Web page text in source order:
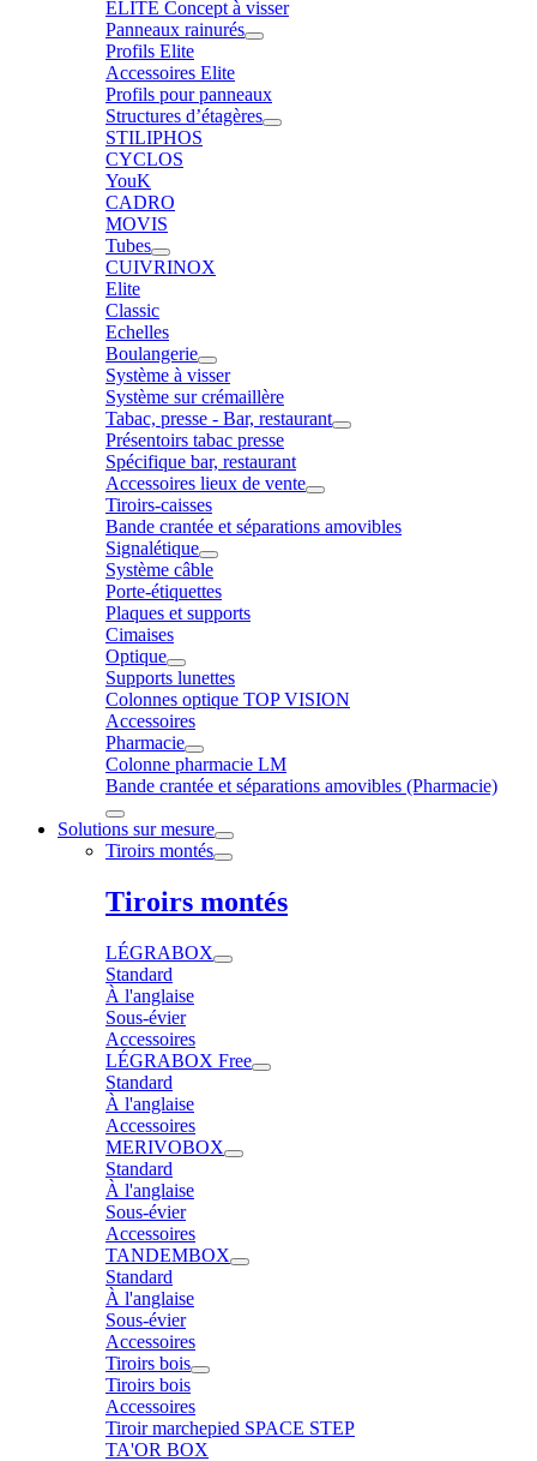
ELITE Concept à visser
Panneaux rainurés
Profils Elite
Accessoires Elite
Profils pour panneaux
Structures d’étagères
STILIPHOS
CYCLOS
YouK
CADRO
MOVIS
Tubes
CUIVRINOX
Elite
Classic
Echelles
Boulangerie
Système à visser
Système sur crémaillère
Tabac, presse - Bar, restaurant
Présentoirs tabac presse
Spécifique bar, restaurant
Accessoires lieux de vente
Tiroirs-caisses
Bande crantée et séparations amovibles
Signalétique
Système câble
Porte-étiquettes
Plaques et supports
Cimaises
Optique
Supports lunettes
Colonnes optique TOP VISION
Accessoires
Pharmacie
Colonne pharmacie LM
Bande crantée et séparations amovibles (Pharmacie)
Solutions sur mesure
Tiroirs montés
Tiroirs montés
LÉGRABOX
Standard
À l'anglaise
Sous-évier
Accessoires
LÉGRABOX Free
Standard
À l'anglaise
Accessoires
MERIVOBOX
Standard
À l'anglaise
Sous-évier
Accessoires
TANDEMBOX
Standard
À l'anglaise
Sous-évier
Accessoires
Tiroirs bois
Tiroirs bois
Accessoires
Tiroir marchepied SPACE STEP
TA'OR BOX